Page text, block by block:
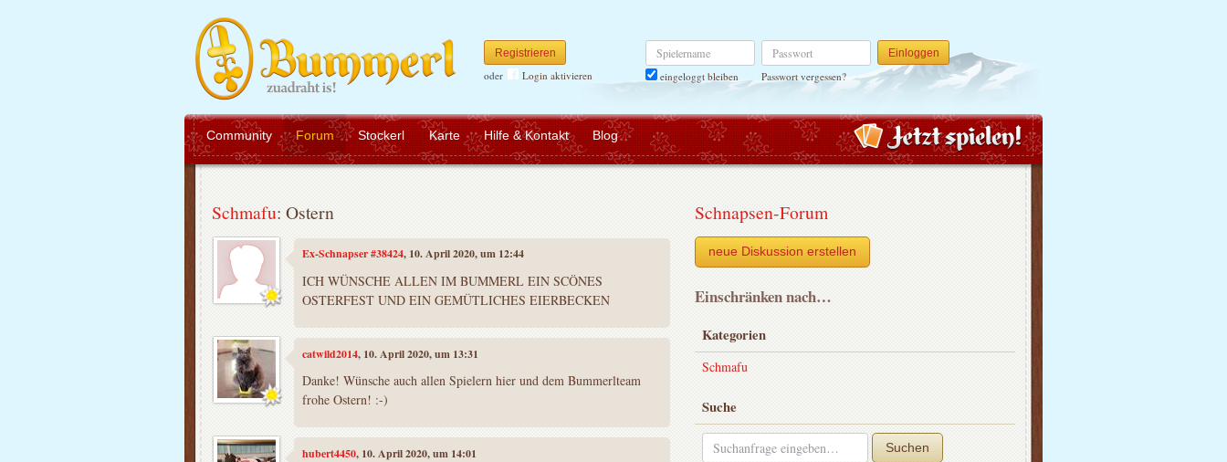
Registrieren
oder Login aktivieren
Spielername
eingeloggt bleiben
Passwort Einloggen
Passwort vergessen?
Community Forum Stockerl Karte Hilfe & Kontakt Blog
Schmafu: Ostern
Ex-Schnapser #38424, 10. April 2020, um 12:44
ICH WÜNSCHE ALLEN IM BUMMERL EIN SCÖNES
OSTERFEST UND EIN GEMÜTLICHES EIERBECKEN
catwild2014, 10. April 2020, um 13:31
Danke! Wünsche auch allen Spielern hier und dem Bummerlteam
frohe Ostern! :-)
hubert4450, 10. April 2020, um 14:01
Schnapsen-Forum
neue Diskussion erstellen
Einschränken nach…
Kategorien
Schmafu
Suche
Suchen